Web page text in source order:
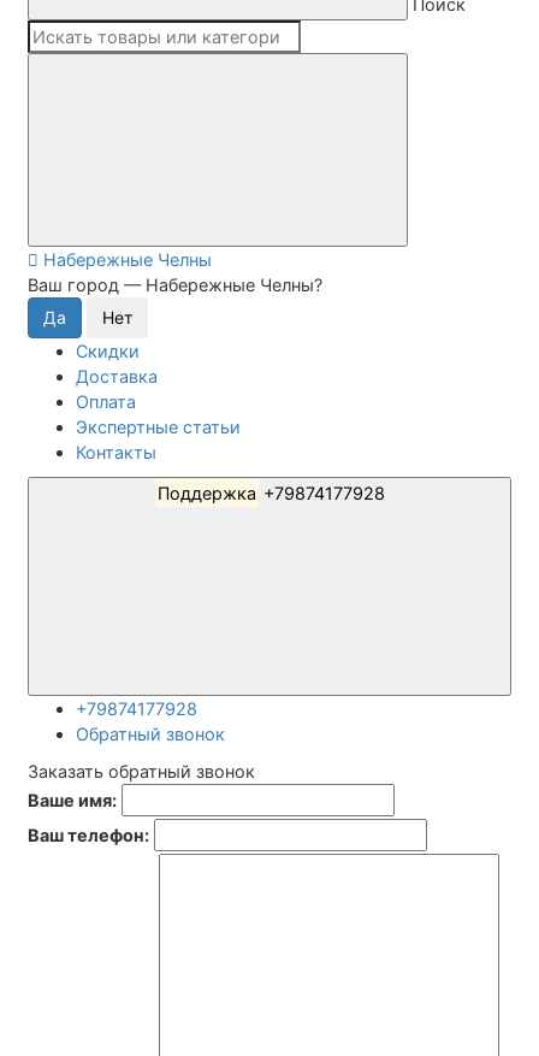
Набережные Челны
Ваш город — Набережные Челны?
Скидки
Доставка
Оплата
Экспертные статьи
Контакты
Поддержка
+79874177928
Обратный звонок
Заказать обратный звонок
Ваше имя:
Ваш телефон: